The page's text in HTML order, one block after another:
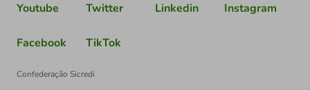
Youtube Twitter Linkedin Instagram
Facebook TikTok
Confederação Sicredi